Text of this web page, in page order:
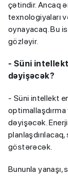
çətindir. Ancaq
texnologiyaları
oynayacaq. Bu
gözləyir.
- Süni
dəyişəcək?
- Süni intellekt
dəyişəcək.
göstərəcək.
Bununla